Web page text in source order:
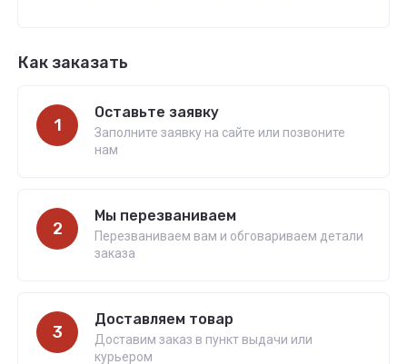
Как заказать
1
Оставьте заявку
Заполните заявку на сайте или позвоните
нам
2
Мы перезваниваем
Перезваниваем вам и обговариваем детали
заказа
3
Доставляем товар
Доставим заказ в пункт выдачи или
курьером